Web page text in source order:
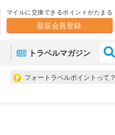
マイルに交換できるポイントがたまる
新規会員登録
トラベルマガジン
フォートラベルポイントって？